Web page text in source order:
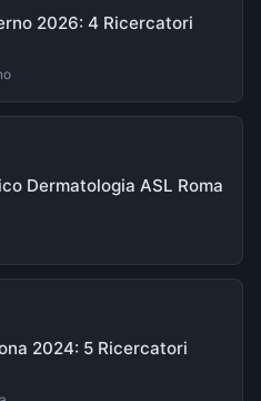
2026: 4 Ricercatori
Dermatologia ASL Roma
2024: 5 Ricercatori